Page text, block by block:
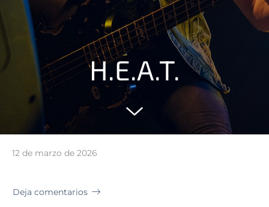
H.E.A.T.
12 de marzo de 2026
Deja comentarios